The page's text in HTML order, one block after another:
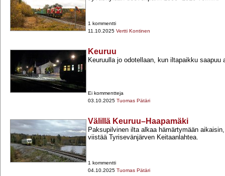
1 kommentti
11.10.2025 Vertti Kontinen
Keuruu
Keuruulla jo odotellaan, kun iltapaikku saapuu
Ei kommentteja
03.10.2025 Tuomas Pätäri
Välillä Keuruu–Haapamäki
Paksupilvinen ilta alkaa hämärtymään
viistää Tyrisevänjärven Keitaanlahtea.
1 kommentti
04.10.2025 Tuomas Pätäri